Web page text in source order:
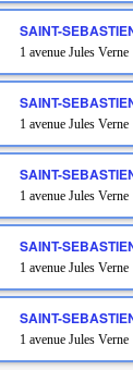
SAINT-
1 avenue Jules Verne
SAINT-
1 avenue Jules Verne
SAINT-
1 avenue Jules Verne
SAINT-
1 avenue Jules Verne
SAINT-
1 avenue Jules Verne